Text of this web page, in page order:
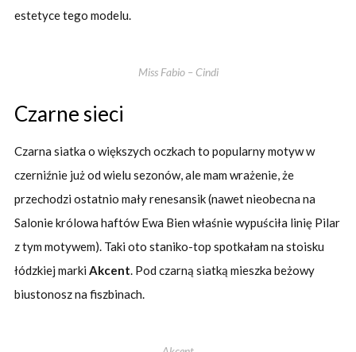
estetyce tego modelu.
Miss Fabio – Cindi
Czarne sieci
Czarna siatka o większych oczkach to popularny motyw w
czerniźnie już od wielu sezonów, ale mam wrażenie, że
przechodzi ostatnio mały renesansik (nawet nieobecna na
Salonie królowa haftów Ewa Bien właśnie wypuściła linię Pilar
z tym motywem). Taki oto staniko-top spotkałam na stoisku
łódzkiej marki Akcent. Pod czarną siatką mieszka beżowy
biustonosz na fiszbinach.